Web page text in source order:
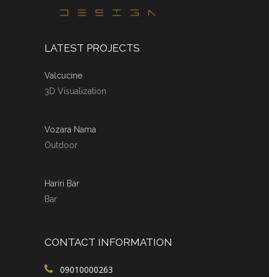
LATEST PROJECTS
Valcucine
3D Visualization
Vozara Nama
Outdoor
Hariri Bar
Bar
CONTACT INFORMATION
09010000263